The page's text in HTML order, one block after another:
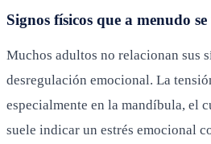
Signos físicos que a menudo
Muchos adultos no relacionan sus
desregulación emocional. La
especialmente en la mandíbula, el
suele indicar un estrés emocional